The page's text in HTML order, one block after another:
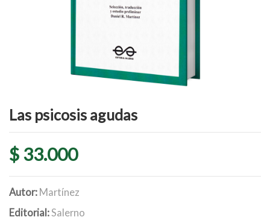
Las psicosis agudas
$ 33.000
Autor: Martínez
Editorial:Salerno